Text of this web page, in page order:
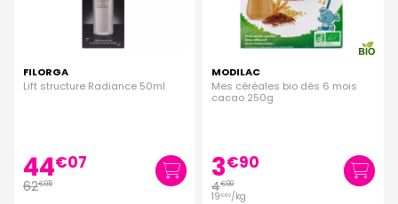
FILORGA
Lift structure Radiance 50ml
44€07
62€95
MODILAC
Mes céréales bio dès 6 mois
cacao 250g
3€90
4€90
19€60/kg